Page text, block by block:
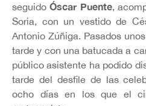
seguidoÓscar Puente,
Soria, con un vestido de
Antonio Zúñiga. Pasados
tarde y con una batucada a
público asistente ha podido
tarde del desfile de las
ocho días en los que el